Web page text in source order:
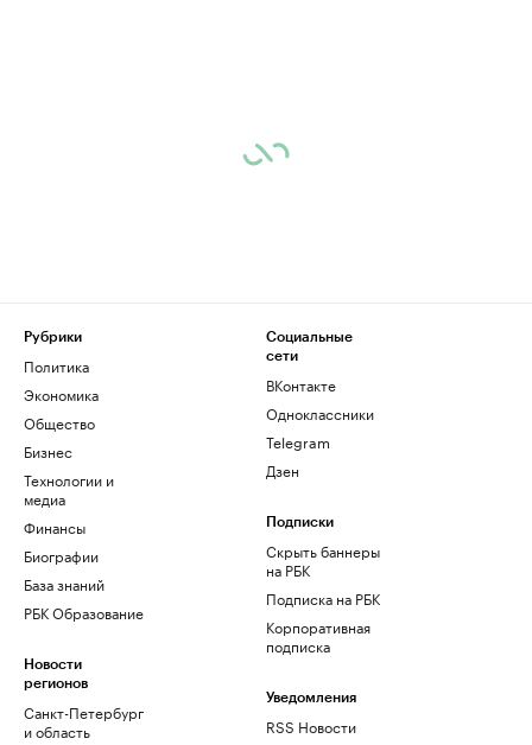
Рубрики
Политика
Экономика
Общество
Бизнес
Технологии и
медиа
Финансы
Биографии
База знаний
РБК Образование
Новости
регионов
Санкт-Петербург
и область
Социальные
сети
ВКонтакте
Одноклассники
Telegram
Дзен
Подписки
Скрыть баннеры
на РБК
Подписка на РБК
Корпоративная
подписка
Уведомления
RSS Новости